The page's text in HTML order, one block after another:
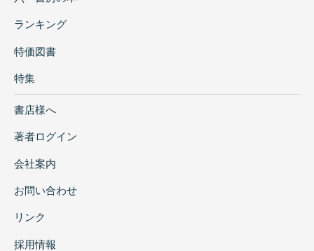
ランキング
特価図書
特集
書店様へ
著者ログイン
会社案内
お問い合わせ
リンク
採用情報